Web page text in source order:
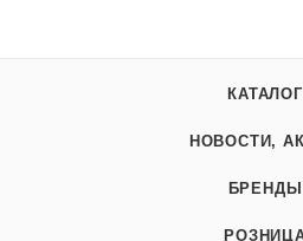
КАТАЛОГ
НОВОСТИ,
БРЕНДЫ